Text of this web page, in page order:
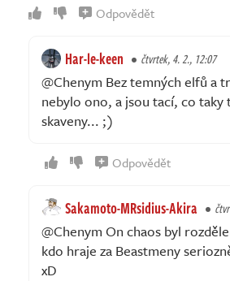
Odpovědět
Har-le-keen čtvrtek, 4. 2., 12:07
@Chenym Bez temných elfů a
nebylo ono, a jsou tací, co
skaveny... ;)
Odpovědět
Sakamoto-MRsidius-Akira
@Chenym On chaos byl
kdo hraje za Beastmeny
xD